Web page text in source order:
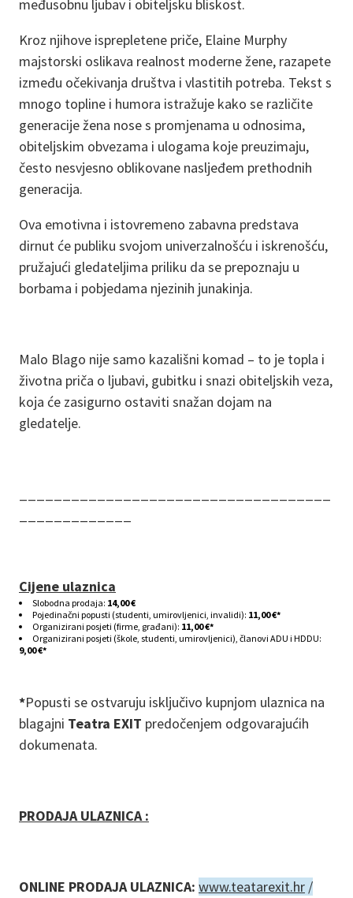
međusobnu ljubav i obiteljsku bliskost.
Kroz njihove isprepletene priče, Elaine Murphy
majstorski oslikava realnost moderne žene, razapete
između očekivanja društva i vlastitih potreba. Tekst s
mnogo topline i humora istražuje kako se različite
generacije žena nose s promjenama u odnosima,
obiteljskim obvezama i ulogama koje preuzimaju,
često nesvjesno oblikovane nasljeđem prethodnih
generacija.
Ova emotivna i istovremeno zabavna predstava
dirnut će publiku svojom univerzalnošću i iskrenošću,
pružajući gledateljima priliku da se prepoznaju u
borbama i pobjedama njezinih junakinja.
Malo Blago nije samo kazališni komad – to je topla i
životna priča o ljubavi, gubitku i snazi obiteljskih veza,
koja će zasigurno ostaviti snažan dojam na
gledatelje.
Cijene ulaznica
Slobodna prodaja: 14,00 €
Pojedinačni popusti (studenti, umirovljenici, invalidi): 11,00 €*
Organizirani posjeti (firme, građani): 11,00 €*
Organizirani posjeti (škole, studenti, umirovljenici), članovi ADU i HDDU:
9,00 €*
*Popusti se ostvaruju isključivo kupnjom ulaznica na
blagajni Teatra EXIT predočenjem odgovarajućih
dokumenata.
PRODAJA ULAZNICA :
ONLINE PRODAJA ULAZNICA: www.teatarexit.hr /